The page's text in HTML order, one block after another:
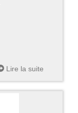
Lire la suite